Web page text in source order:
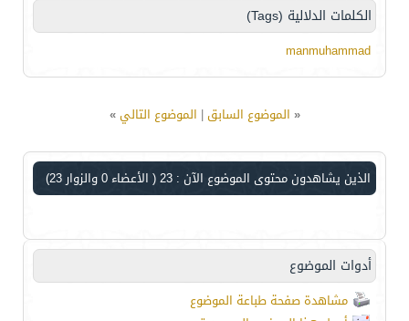
الكلمات الدلالية (Tags)
manmuhammad
« الموضوع السابق| الموضوع التالي»
الذين يشاهدون محتوى الموضوع الآن : 23 ( الأعضاء 0 والزوار 23)
أدوات الموضوع
مشاهدة صفحة طباعة الموضوع